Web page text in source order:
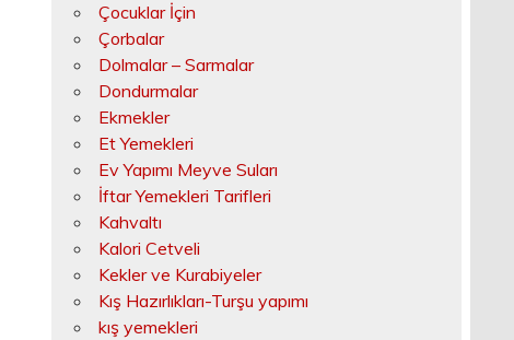
Çocuklar İçin
Çorbalar
Dolmalar – Sarmalar
Dondurmalar
Ekmekler
Et Yemekleri
Ev Yapımı Meyve Suları
İftar Yemekleri Tarifleri
Kahvaltı
Kalori Cetveli
Kekler ve Kurabiyeler
Kış Hazırlıkları-Turşu yapımı
kış yemekleri